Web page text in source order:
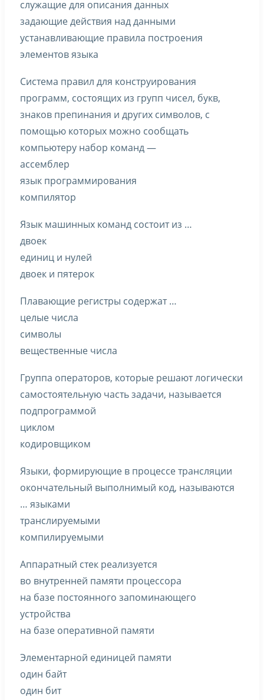
служащие для описания данных
задающие действия над данными
устанавливающие правила построения
элементов языка
Система правил для конструирования
программ, состоящих из групп чисел, букв,
знаков препинания и других символов, с
помощью которых можно сообщать
компьютеру набор команд —
ассемблер
язык программирования
компилятор
Язык машинных команд состоит из …
двоек
единиц и нулей
двоек и пятерок
Плавающие регистры содержат …
целые числа
символы
вещественные числа
Группа операторов, которые решают логически
самостоятельную часть задачи, называется
подпрограммой
циклом
кодировщиком
Языки, формирующие в процессе трансляции
окончательный выполнимый код, называются
… языками
транслируемыми
компилируемыми
Аппаратный стек реализуется
во внутренней памяти процессора
на базе постоянного запоминающего
устройства
на базе оперативной памяти
Элементарной единицей памяти
один байт
один бит